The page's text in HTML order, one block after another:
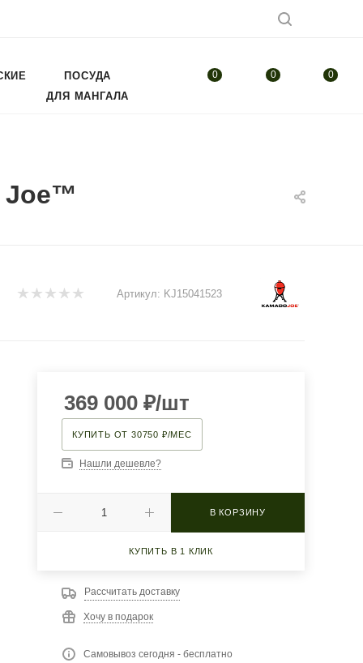
0 0 0
ПОСУДА
ДЛЯ МАНГАЛА
Joe™
Артикул: KJ15041523
369 000 ₽/шт
КУПИТЬ ОТ 30750 ₽/МЕС
Нашли дешевле?
В КОРЗИНУ
КУПИТЬ В 1 КЛИК
Рассчитать доставку
Хочу в подарок
Самовывоз сегодня - бесплатно